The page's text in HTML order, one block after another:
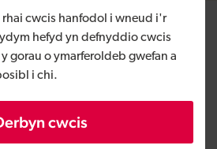
cwcis hanfodol i wneud i'r
hefyd yn defnyddio cwcis
gorau o ymarferoldeb gwefan a
i chi.
cwcis
Priodol